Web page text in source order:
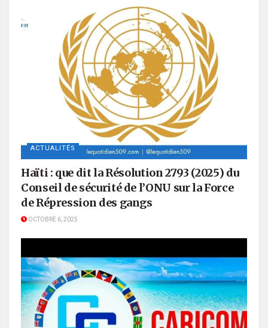
ACTUALITÉS
Haïti : que dit la Résolution 2793 (2025) du
Conseil de sécurité de l’ONU sur la Force
de Répression des gangs
OCTOBRE 6, 2025